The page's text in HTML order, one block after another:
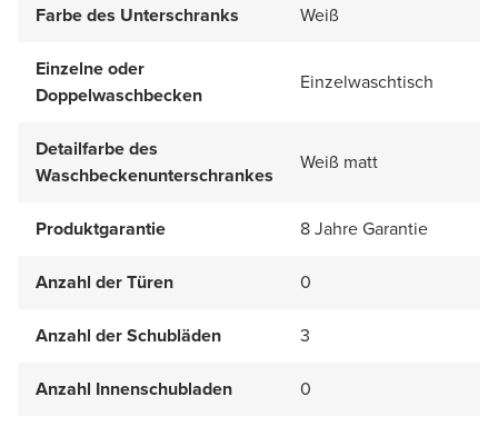
Farbe des Unterschranks Weiß
Einzelne oder
Doppelwaschbecken
Einzelwaschtisch
Detailfarbe des
Waschbeckenunterschrankes
Weiß matt
Produktgarantie 8 Jahre Garantie
Anzahl der Türen 0
Anzahl der Schubläden 3
Anzahl Innenschubladen 0